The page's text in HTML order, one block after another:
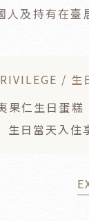
人及持有在臺
/ 生
果仁生日蛋
生日當天入住